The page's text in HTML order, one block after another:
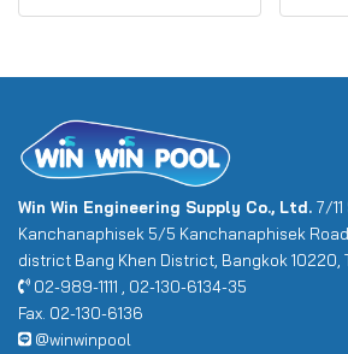
Win Win Engineering Supply Co., Ltd. 7/11
Kanchanaphisek 5/5 Kanchanaphisek
district Bang Khen District, Bangkok 10220,
02-989-1111 , 02-130-6134-35
Fax. 02-130-6136
@winwinpool